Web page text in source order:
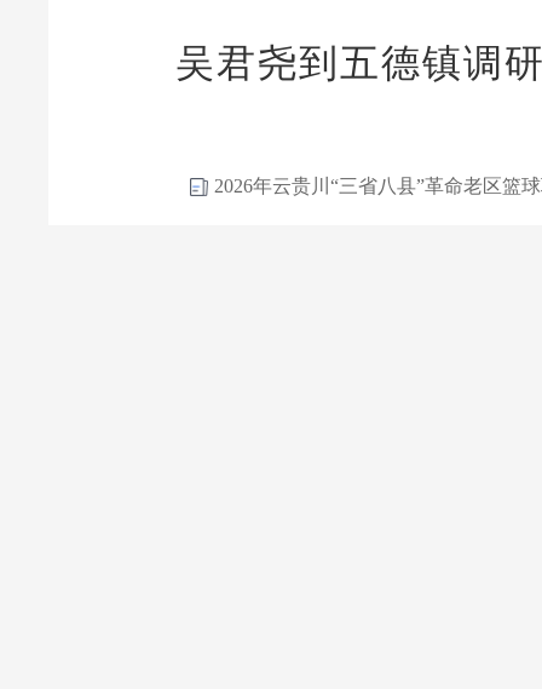
吴君尧到五德镇调
2026年云贵川“三省八县”革命老区篮